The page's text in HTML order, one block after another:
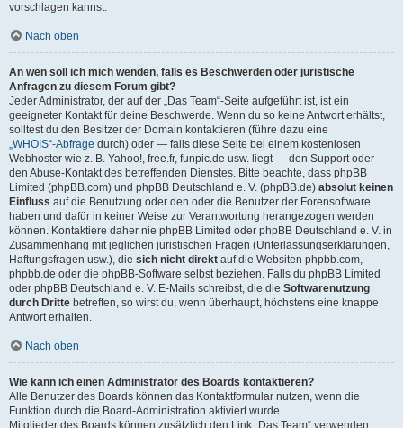
vorschlagen kannst.
Nach oben
An wen soll ich mich wenden, falls es Beschwerden oder juristische
Anfragen zu diesem Forum gibt?
Jeder Administrator, der auf der „Das Team“-Seite aufgeführt ist, ist ein
geeigneter Kontakt für deine Beschwerde. Wenn du so keine Antwort erhältst,
solltest du den Besitzer der Domain kontaktieren (führe dazu eine
„WHOIS“-Abfrage durch) oder — falls diese Seite bei einem kostenlosen
Webhoster wie z. B. Yahoo!, free.fr, funpic.de usw. liegt — den Support oder
den Abuse-Kontakt des betreffenden Dienstes. Bitte beachte, dass phpBB
Limited (phpBB.com) und phpBB Deutschland e. V. (phpBB.de) absolut keinen
Einfluss auf die Benutzung oder den oder die Benutzer der Forensoftware
haben und dafür in keiner Weise zur Verantwortung herangezogen werden
können. Kontaktiere daher nie phpBB Limited oder phpBB Deutschland e. V. in
Zusammenhang mit jeglichen juristischen Fragen (Unterlassungserklärungen,
Haftungsfragen usw.), die sich nicht direkt auf die Websiten phpbb.com,
phpbb.de oder die phpBB-Software selbst beziehen. Falls du phpBB Limited
oder phpBB Deutschland e. V. E-Mails schreibst, die die Softwarenutzung
durch Dritte betreffen, so wirst du, wenn überhaupt, höchstens eine knappe
Antwort erhalten.
Nach oben
Wie kann ich einen Administrator des Boards kontaktieren?
Alle Benutzer des Boards können das Kontaktformular nutzen, wenn die
Funktion durch die Board-Administration aktiviert wurde.
Mitglieder des Boards können zusätzlich den Link „Das Team“ verwenden.